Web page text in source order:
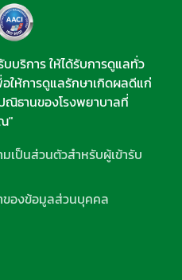
บริการ ให้ได้รับการดูแลทั่ว
ให้การดูแลรักษาเกิดผลดีแก่
ธานของโรงพยาบาลที่
"
เป็นส่วนตัวสำหรับผู้เข้ารับ
ของข้อมูลส่วนบุคคล